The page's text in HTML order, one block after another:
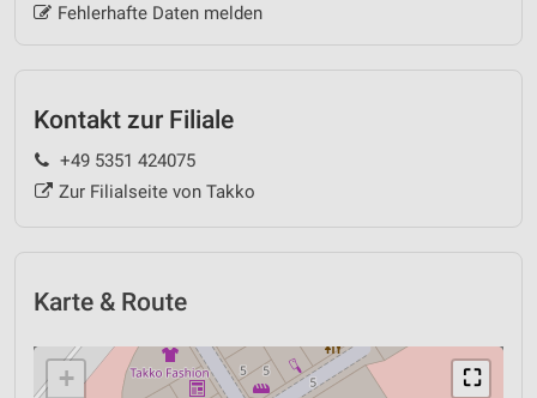
Fehlerhafte Daten melden
Kontakt zur Filiale
+49 5351 424075
Zur Filialseite von Takko
Karte & Route
⛶
+